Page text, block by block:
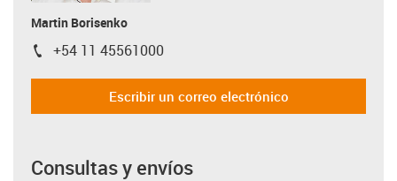
Martin Borisenko
igus-icon-phone
+54 11 45561000
Escribir un correo electrónico
Consultas y envíos